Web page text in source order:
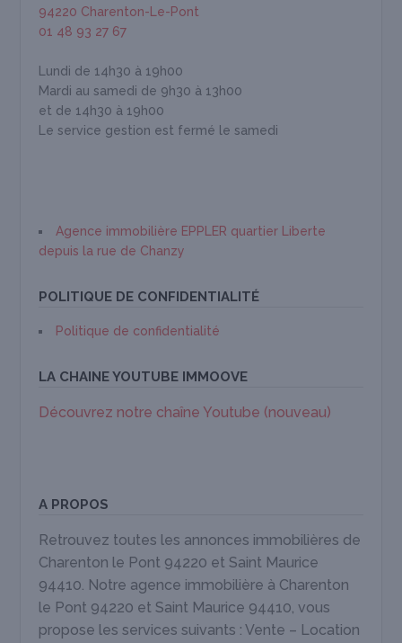
94220 Charenton-Le-Pont
01 48 93 27 67
Lundi de 14h30 à 19h00
Mardi au samedi de 9h30 à 13h00
et de 14h30 à 19h00
Le service gestion est fermé le samedi
Agence immobilière EPPLER quartier Liberte
depuis la rue de Chanzy
POLITIQUE DE CONFIDENTIALITÉ
Politique de confidentialité
LA CHAINE YOUTUBE IMMOOVE
Découvrez notre chaîne Youtube (nouveau)
A PROPOS
Retrouvez toutes les annonces immobilières de
Charenton le Pont 94220 et Saint Maurice
94410. Notre agence immobilière à Charenton
le Pont 94220 et Saint Maurice 94410, vous
propose les services suivants : Vente – Location